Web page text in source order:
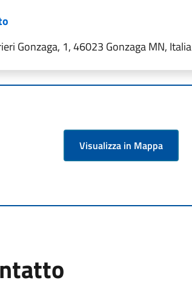
Gonzaga, 1, 46023 Gonzaga MN, Italia
Visualizza in Mappa